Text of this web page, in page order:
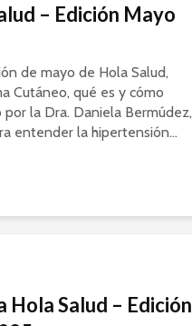
– Edición Mayo
de mayo de Hola Salud,
Cutáneo, qué es y cómo
la Dra. Daniela Bermúdez,
entender la hipertensión...
Hola Salud – Edición